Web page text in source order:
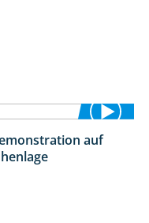
7:04
auf